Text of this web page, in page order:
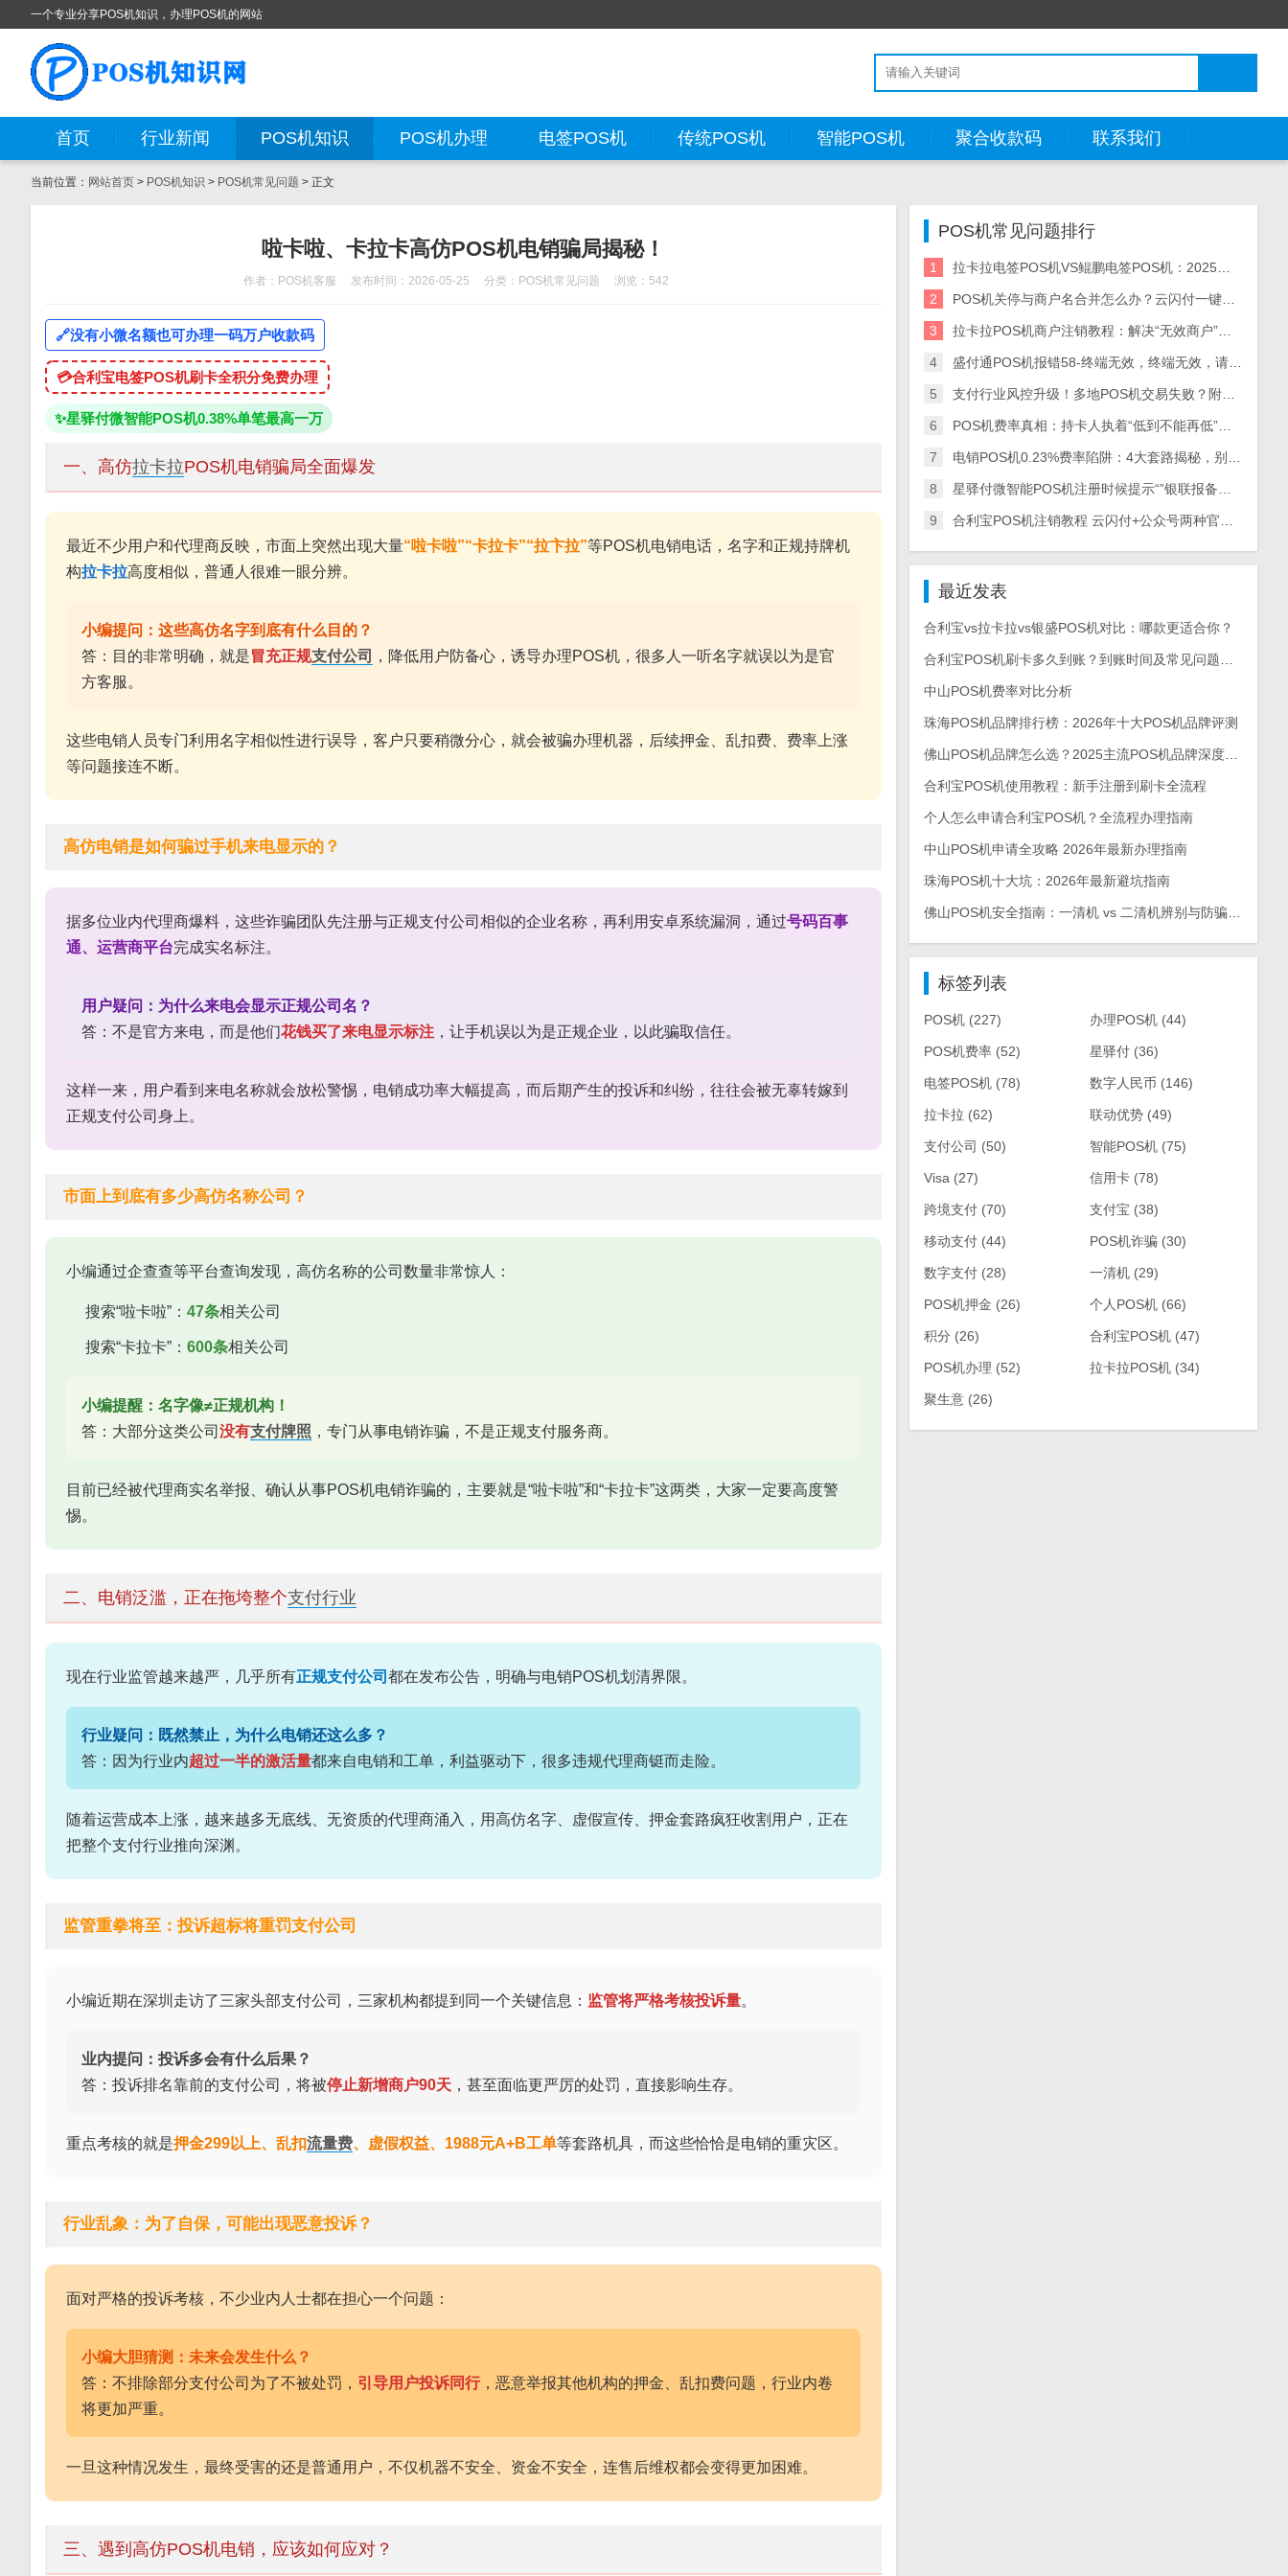
一个专业分享POS机知识，办理POS机的网站
首页 行业新闻 POS机知识 POS机办理 电签POS机 传统POS机 智能POS机 聚合收款码 联系我们
当前位置： 网站首页 > POS机知识 > POS机常见问题 > 正文
啦卡啦、卡拉卡高仿POS机电销骗局揭秘！
作者：POS机客服 发布时间：2026-05-25 分类： POS机常见问题 浏览：542
🔗没有小微名额也可办理一码万户收款码
💳合利宝电签POS机刷卡全积分免费办理
✨星驿付微智能POS机0.38%单笔最高一万
一、高仿拉卡拉POS机电销骗局全面爆发
最近不少用户和代理商反映，市面上突然出现大量“啦卡啦”“卡拉卡”“拉卞拉”等POS机电销电话，名字和正规持牌机
构拉卡拉高度相似，普通人很难一眼分辨。
小编提问：这些高仿名字到底有什么目的？
答：目的非常明确，就是冒充正规支付公司
，降低用户防备心，诱导办理POS机，很多人一听名字就误以为是官
方客服。
这些电销人员专门利用名字相似性进行误导，客户只要稍微分心，就会被骗办理机器，后续押金、乱扣费、费率上涨
等问题接连不断。
高仿电销是如何骗过手机来电显示的？
据多位业内代理商爆料，这些诈骗团队先注册与正规支付公司相似的企业名称，再利用安卓系统漏洞，通过号码百事
通、运营商平台完成实名标注。
用户疑问：为什么来电会显示正规公司名？
答：不是官方来电，而是他们花钱买了来电显示标注 ，让手机误以为是正规企业，以此骗取信任。
这样一来，用户看到来电名称就会放松警惕，电销成功率大幅提高，而后期产生的投诉和纠纷，往往会被无辜转嫁到
正规支付公司身上。
市面上到底有多少高仿名称公司？
小编通过企查查等平台查询发现，高仿名称的公司数量非常惊人：
搜索“啦卡啦”： 47条相关公司
搜索“卡拉卡”： 600条相关公司
小编提醒：名字像≠正规机构！
答：大部分这类公司 没有支付牌照 ，专门从事电销诈骗，不是正规支付服务商。
目前已经被代理商实名举报、确认从事POS机电销诈骗的，主要就是“啦卡啦”和“卡拉卡”这两类，大家一定要高度警
惕。
二、电销泛滥，正在拖垮整个支付行业
现在行业监管越来越严，几乎所有正规支付公司 都在发布公告，明确与电销POS机划清界限。
行业疑问：既然禁止，为什么电销还这么多？
答：因为行业内超过一半的激活量都来自电销和工单，利益驱动下，很多违规代理商铤而走险。
随着运营成本上涨，越来越多无底线、无资质的代理商涌入，用高仿名字、虚假宣传、押金套路疯狂收割用户，正在
把整个支付行业推向深渊。
监管重拳将至：投诉超标将重罚支付公司
小编近期在深圳走访了三家头部支付公司，三家机构都提到同一个关键信息： 监管将严格考核投诉量。
业内提问：投诉多会有什么后果？
答：投诉排名靠前的支付公司，将被停止新增商户90天 ，甚至面临更严厉的处罚，直接影响生存。
重点考核的就是押金299以上、乱扣流量费、虚假权益、1988元A+B工单等套路机具，而这些恰恰是电销的重灾区。
行业乱象：为了自保，可能出现恶意投诉？
面对严格的投诉考核，不少业内人士都在担心一个问题：
小编大胆猜测：未来会发生什么？
答：不排除部分支付公司为了不被处罚， 引导用户投诉同行，恶意举报其他机构的押金、乱扣费问题，行业内卷
将更加严重。
一旦这种情况发生，最终受害的还是普通用户，不仅机器不安全、资金不安全，连售后维权都会变得更加困难。
三、遇到高仿POS机电销，应该如何应对？
POS机常见问题排行
1 拉卡拉电签POS机VS鲲鹏电签POS机：2025款全面对比，哪款更适配你的需求？
2 POS机关停与商户名合并怎么办？云闪付一键注销闲置机器教程
3 拉卡拉POS机商户注销教程：解决“无效商户”等错误问题
4 盛付通POS机报错58-终端无效，终端无效，请联系收单行或银联，发下方不介许该卡在本终端进行
5 支付行业风控升级！多地POS机交易失败？附报错解决+银盛设备升级全流程
6 POS机费率真相：持卡人执着“低到不能再低”，警惕这些陷阱！
7 电销POS机0.23%费率陷阱：4大套路揭秘，别再上当
8 星驿付微智能POS机注册时候提示“”银联报备失败“怎么办？
9 合利宝POS机注销教程 云闪付+公众号两种官方方法详细步骤
最近发表
合利宝vs拉卡拉vs银盛POS机对比：哪款更适合你？
中山POS机费率对比分析
珠海POS机品牌排行榜：2026年十大POS机品牌评测
佛山POS机品牌怎么选？2025主流POS机品牌深度测评与选购指南
合利宝POS机使用教程：新手注册到刷卡全流程
个人怎么申请合利宝POS机？全流程办理指南
中山POS机申请全攻略 2026年最新办理指南
珠海POS机十大坑：2026年最新避坑指南
佛山POS机安全指南：一清机 vs 二清机辨别与防骗手册
标签列表
POS机(227) 办理POS机(44)
POS机费率(52) 星驿付(36)
电签POS机(78) 数字人民币 (146)
拉卡拉 (62) 联动优势(49)
支付公司 (50) 智能POS机(75)
Visa (27) 信用卡(78)
跨境支付(70) 支付宝 (38)
移动支付(44) POS机诈骗(30)
数字支付(28) 一清机(29)
POS机押金 (26) 个人POS机(66)
积分 (26) 合利宝POS机(47)
POS机办理 (52) 拉卡拉POS机(34)
聚生意(26)